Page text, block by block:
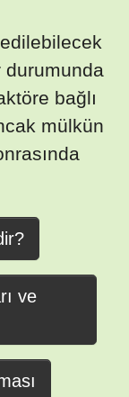
durumunda
bağlı
mülkün
ve